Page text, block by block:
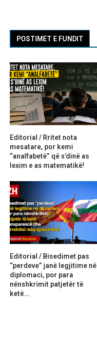
POSTIMET E FUNDIT
Editorial / Rritet nota
mesatare, por kemi
“analfabetë” që s’dinë as
lexim e as matematikë!
Editorial / Bisedimet pas
“perdeve” janë legjitime në
diplomaci, por para
nënshkrimit patjetër të
ketë...